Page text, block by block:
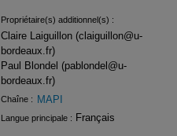
Propriétaire(s) additionnel(s) :
Claire Laiguillon (claiguillon@u-
bordeaux.fr)
Paul Blondel (pablondel@u-
bordeaux.fr)
Chaîne : MAPI
Langue principale : Français